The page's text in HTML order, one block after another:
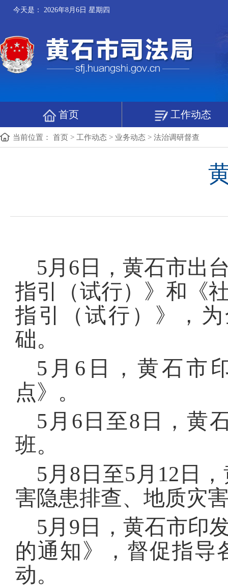
今天是： 2026年8月6日 星期四
首页 工作动态
当前位置： 首页 > 工作动态 > 业务动态 > 法治调研督查
5月6日，黄石市出
指引（试行）》和《
指引（试行）》，
础。
5月6日，黄石市
点》。
5月6日至8日，黄
班。
5月8日至5月12日
害隐患排查、地质灾
5月9日，黄石市印
的通知》，督促指导
动。